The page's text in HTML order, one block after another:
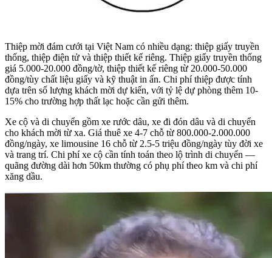
Thiệp mời đám cưới tại Việt Nam có nhiều dạng: thiệp giấy truyền
thống, thiệp điện tử và thiệp thiết kế riêng. Thiệp giấy truyền thống
giá 5.000-20.000 đồng/tờ, thiệp thiết kế riêng từ 20.000-50.000
đồng/tùy chất liệu giấy và kỹ thuật in ấn. Chi phí thiệp được tính
dựa trên số lượng khách mời dự kiến, với tỷ lệ dự phòng thêm 10-
15% cho trường hợp thất lạc hoặc cần gửi thêm.
Xe cộ và di chuyển gồm xe rước dâu, xe đi đón dâu và di chuyển
cho khách mời từ xa. Giá thuê xe 4-7 chỗ từ 800.000-2.000.000
đồng/ngày, xe limousine 16 chỗ từ 2.5-5 triệu đồng/ngày tùy đời xe
và trang trí. Chi phí xe cộ cần tính toán theo lộ trình di chuyển —
quãng đường dài hơn 50km thường có phụ phí theo km và chi phí
xăng dầu.